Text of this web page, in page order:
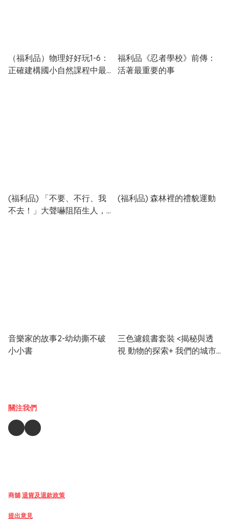
（福利品）物理好好玩1-6：
正確建構國小自然課程中最
福利品《忍者學校》前傳：
活著最重要的事
(福利品) 「不要、不行、我
不去！」大聲嚇阻陌生人，
(福利品) 森林裡的禮貌運動
音樂家的故事2-幼幼撕不破
小小書
三色濾鏡書套裝 <揭秘與透
視 動物的探索+ 我們的城市
關注我們
商舖 退貨及退款政策
提出意見